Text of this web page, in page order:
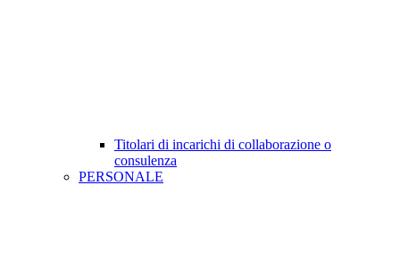
Titolari di incarichi di collaborazione o
consulenza
PERSONALE